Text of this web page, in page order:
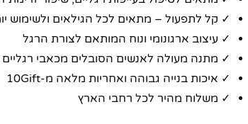
✓ קל לתפעול – מתאים לכל הגילאים ולשימוש
✓ עיצוב ארגונומי ונוח המותאם לצורת הרגל
✓ מתנה מעולה לאנשים הסובלים מכאבי רגליים
✓ איכות בנייה גבוהה ואחריות מלאה מ-10Gift
✓ משלוח מהיר לכל רחבי הארץ